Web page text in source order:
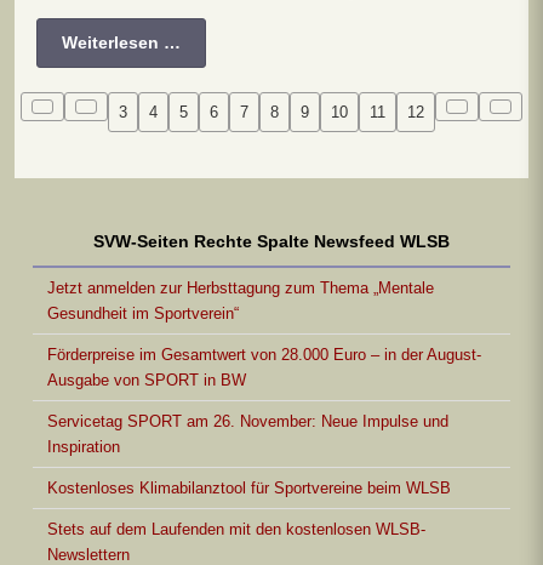
Weiterlesen …
3 4 5 6 7 8 9 10 11 12
SVW-Seiten Rechte Spalte Newsfeed WLSB
Jetzt anmelden zur Herbsttagung zum Thema „Mentale
Gesundheit im Sportverein“
Förderpreise im Gesamtwert von 28.000 Euro – in der August-
Ausgabe von SPORT in BW
Servicetag SPORT am 26. November: Neue Impulse und
Inspiration
Kostenloses Klimabilanztool für Sportvereine beim WLSB
Stets auf dem Laufenden mit den kostenlosen WLSB-
Newslettern